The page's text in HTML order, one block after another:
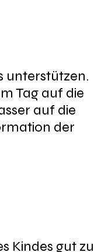
unterstützen.
Tag auf die
auf die
der
Kindes gut zu